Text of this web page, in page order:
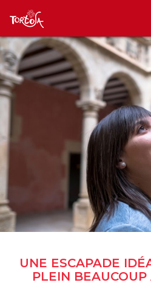
UNE ESCAPADE
PLEIN